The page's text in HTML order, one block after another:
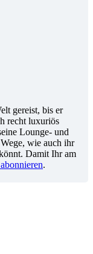
gereist, bis er
recht luxuriös
Lounge- und
wie auch ihr
Damit Ihr am
.